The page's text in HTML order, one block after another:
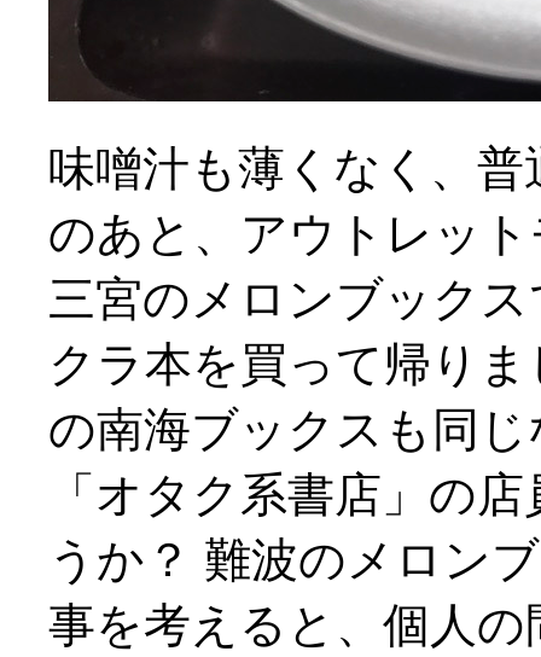
味噌汁も薄くなく、
のあと、アウトレッ
三宮のメロンブック
クラ本を買って帰り
の南海ブックスも同
「オタク系書店」の
うか？ 難波のメロン
事を考えると、個人